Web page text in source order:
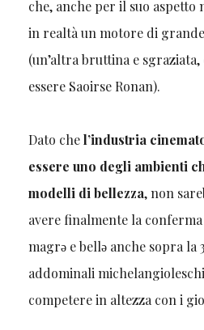
che, anche per il suo aspetto
in realtà un motore di
(un’altra bruttina e sgraziata,
essere Saoirse Ronan).
Dato chel’industria
essere uno degli ambienti
modelli di bellezza, non
avere finalmente la conferma
magrǝ e bellǝ anche sopra la
addominali
competere in altezza con i